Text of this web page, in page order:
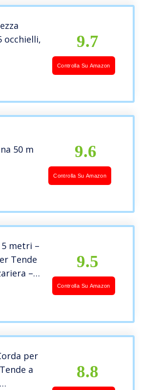
occhielli,
9.7
Controlla Su Amazon
50 m 9.6
Controlla Su Amazon
5 metri –
Tende
–
9.5
Controlla Su Amazon
per
a
8.8